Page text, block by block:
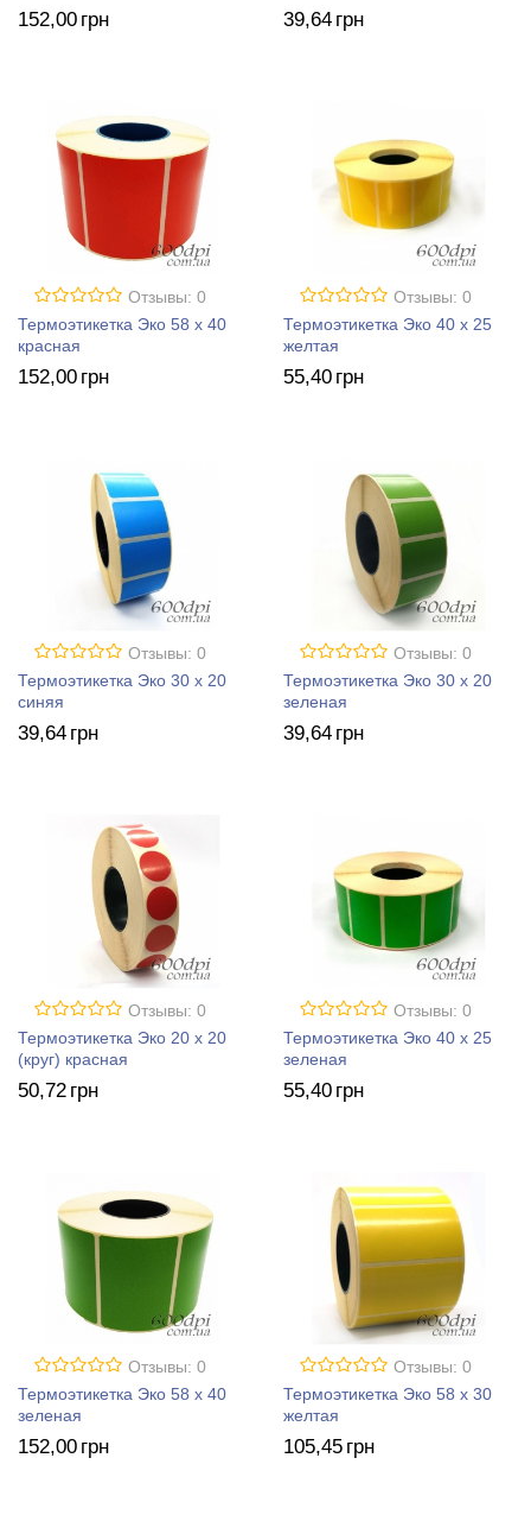
152,00 грн 39,64 грн
Отзывы: 0
Термоэтикетка Эко 58 x 40
красная
152,00 грн
Отзывы: 0
Термоэтикетка Эко 40 x 25
желтая
55,40 грн
Отзывы: 0
Термоэтикетка Эко 30 x 20
синяя
39,64 грн
Отзывы: 0
Термоэтикетка Эко 30 x 20
зеленая
39,64 грн
Отзывы: 0
Термоэтикетка Эко 20 x 20
(круг) красная
50,72 грн
Отзывы: 0
Термоэтикетка Эко 40 x 25
зеленая
55,40 грн
Отзывы: 0
Термоэтикетка Эко 58 x 40
зеленая
152,00 грн
Отзывы: 0
Термоэтикетка Эко 58 x 30
желтая
105,45 грн